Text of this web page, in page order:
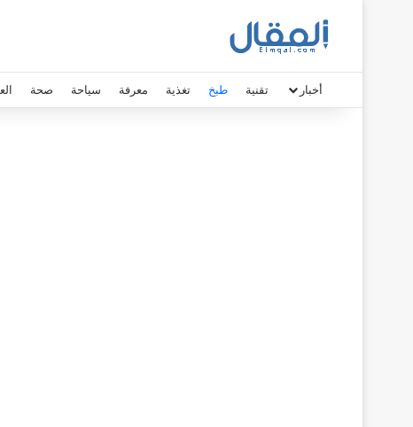
أخبار تقنية طبخ تغذية معرفة سياحة صحة